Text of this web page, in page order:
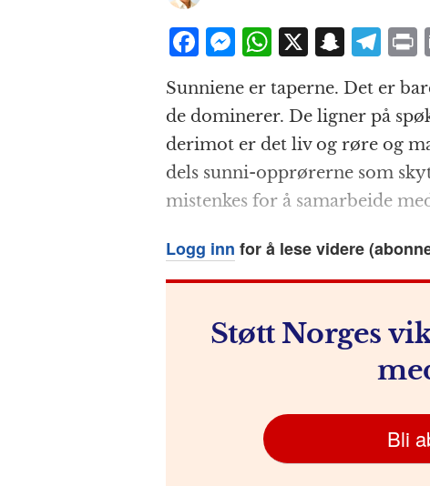
F
a
c
e
b
o
o
k
M
ss
e
n
g
e
r
W
at
s
A
p
p
X S
n
a
p
c
h
at
T
el
e
g
r
a
m
t
Sunniene er taperne. Det er
de dominerer. De ligner på
derimot er det liv og røre og
dels sunni-opprørerne som
mistenkes for å samarbeide
Logg inn for å lese videre
Støtt Norges
Bli